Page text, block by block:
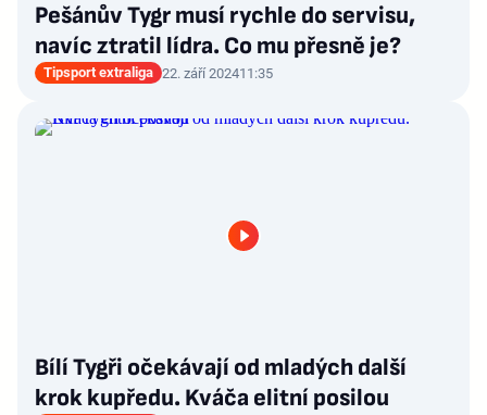
Pešánův Tygr musí rychle do servisu,
navíc ztratil lídra. Co mu přesně je?
Tipsport extraliga 22. září 202411:35
Bílí Tygři očekávají od mladých další
krok kupředu. Kváča elitní posilou